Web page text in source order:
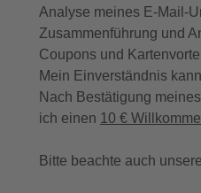
Analyse meines E-Mail-
Zusammenführung und
Coupons und
Mein Einverständnis
Nach Bestätigung
ich einen 10 €
Bitte beachte auch unsere